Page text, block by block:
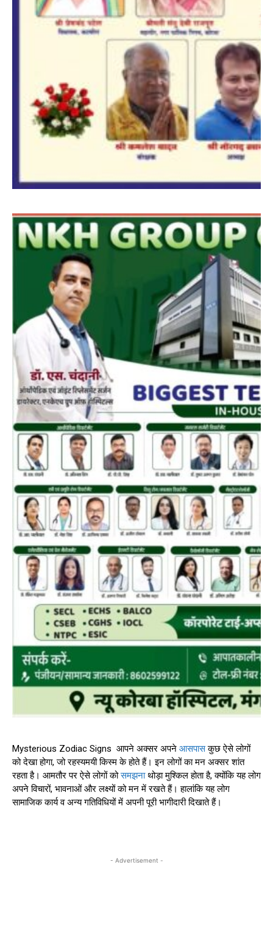
Mysterious Zodiac Signs आपने अक्सर अपने आसपासकुछ ऐसे लोगों
को देखा होगा, जो रहस्यमयी किस्म के होते हैं। इन लोगों का मन अक्सर शांत
रहता है। आमतौर पर ऐसे लोगों कोसमझनाथोड़ा मुश्किल होता है, क्योंकि यह लोग
अपने विचारों, भावनाओं और लक्ष्यों को मन में रखते हैं। हालांकि यह लोग
सामाजिक कार्य व अन्य गतिविधियों में अपनी पूरी भागीदारी दिखाते हैं।
- Advertisement -